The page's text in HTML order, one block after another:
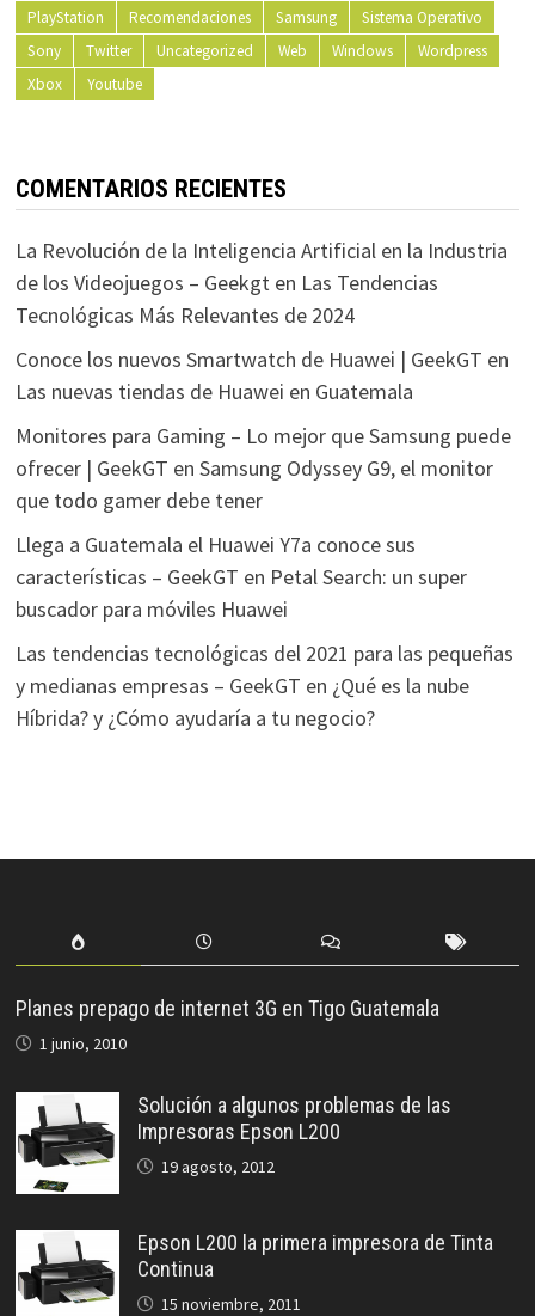
PlayStation
Recomendaciones Samsung
Sistema Operativo
Sony
Twitter Uncategorized Web Windows
Wordpress
Xbox
Youtube
COMENTARIOS RECIENTES
La Revolución de la Inteligencia Artificial en la Industria
de los Videojuegos – Geekgten Las Tendencias
Tecnológicas Más Relevantes de 2024
Conoce los nuevos Smartwatch de Huawei | GeekGT en
Las nuevas tiendas de Huawei en Guatemala
Monitores para Gaming – Lo mejor que Samsung puede
ofrecer | GeekGT en Samsung Odyssey G9, el monitor
que todo gamer debe tener
Llega a Guatemala el Huawei Y7a conoce sus
características – GeekGT en Petal Search: un super
buscador para móviles Huawei
Las tendencias tecnológicas del 2021 para las pequeñas
y medianas empresas – GeekGT en ¿Qué es la nube
Híbrida? y ¿Cómo ayudaría a tu negocio?
Planes prepago de internet 3G en Tigo Guatemala
1 junio, 2010
Solución a algunos problemas de las
Impresoras Epson L200
19 agosto, 2012
Epson L200 la primera impresora de Tinta
Continua
15 noviembre, 2011